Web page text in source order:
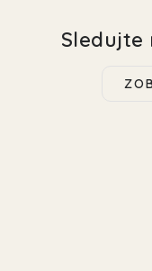
Sledujte